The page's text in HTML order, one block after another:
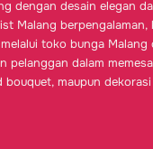
dengan desain elegan
Malang berpengalaman,
toko bunga Malang
pelanggan dalam
bouquet, maupun dekorasi